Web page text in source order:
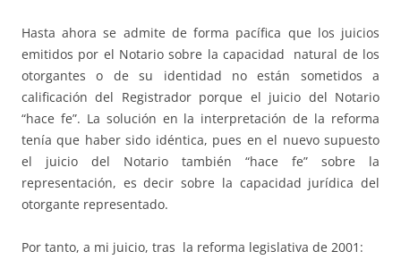
Hasta ahora se admite de forma pacífica que los juicios
emitidos por el Notario sobre la capacidad natural de los
otorgantes o de su identidad no están sometidos a
calificación del Registrador porque el juicio del Notario
“hace fe”. La solución en la interpretación de la reforma
tenía que haber sido idéntica, pues en el nuevo supuesto
el juicio del Notario también “hace fe” sobre la
representación, es decir sobre la capacidad jurídica del
otorgante representado.
Por tanto, a mi juicio, tras la reforma legislativa de 2001: